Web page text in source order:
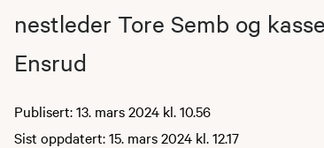
nestleder Tore Semb og
Ensrud
Publisert: 13. mars 2024 kl. 10.56
Sist oppdatert: 15. mars 2024 kl. 12.17